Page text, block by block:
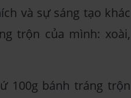
và sự sáng tạo khác
trộn của mình: xoài,
100g bánh tráng trộn